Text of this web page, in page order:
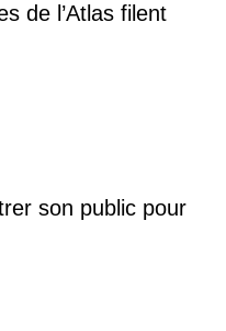
de l’Atlas filent
son public pour